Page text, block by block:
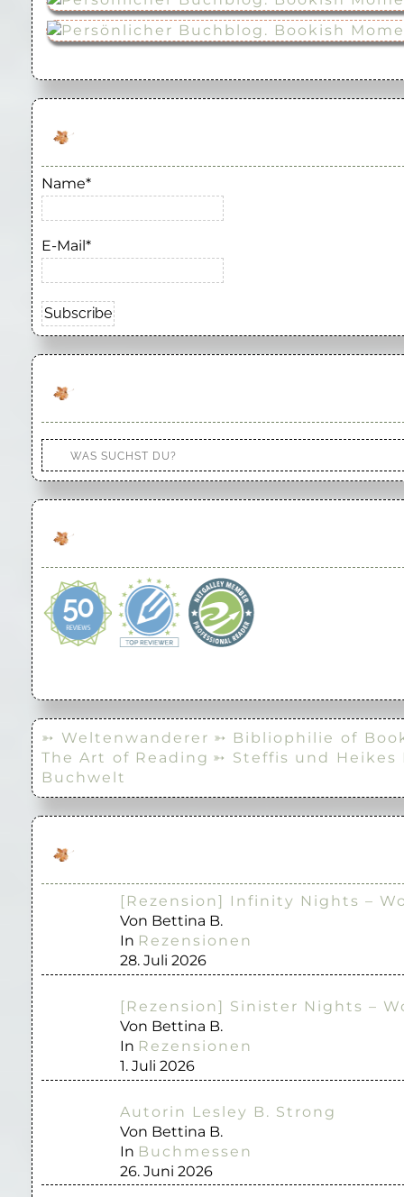
Name*
E-Mail*
➳ Weltenwanderer ➳ Bibliophilie of
The Art of Reading ➳ Steffis und Heikes
Buchwelt
[Rezension] Infinity Nights –
Von Bettina B.
In Rezensionen
28. Juli 2026
[Rezension] Sinister Nights –
Von Bettina B.
In Rezensionen
1. Juli 2026
Autorin Lesley B. Strong
Von Bettina B.
In Buchmessen
26. Juni 2026